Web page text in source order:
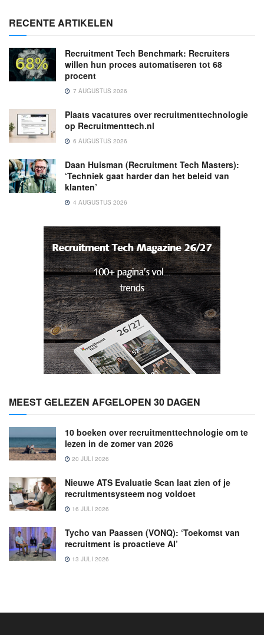
RECENTE ARTIKELEN
Recruitment Tech Benchmark: Recruiters
willen hun proces automatiseren tot 68
procent
7 AUGUSTUS 2026
Plaats vacatures over recruitmenttechnologie
op Recruitmenttech.nl
6 AUGUSTUS 2026
Daan Huisman (Recruitment Tech Masters):
‘Techniek gaat harder dan het beleid van
klanten’
4 AUGUSTUS 2026
MEEST GELEZEN AFGELOPEN 30 DAGEN
10 boeken over recruitmenttechnologie om te
lezen in de zomer van 2026
20 JULI 2026
Nieuwe ATS Evaluatie Scan laat zien of je
recruitmentsysteem nog voldoet
16 JULI 2026
Tycho van Paassen (VONQ): ‘Toekomst van
recruitment is proactieve AI’
13 JULI 2026